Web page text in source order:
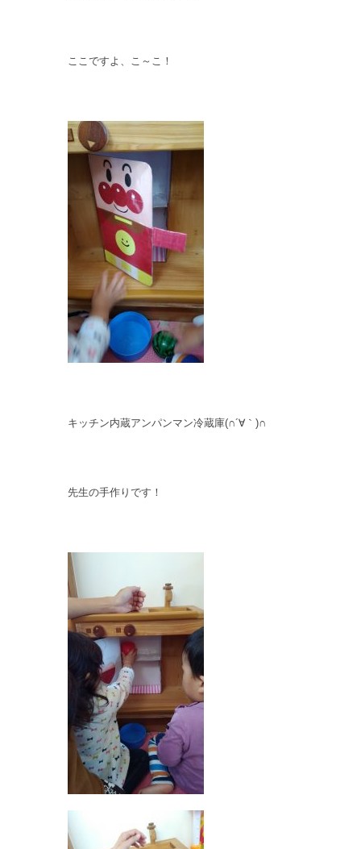
ここですよ、こ～こ！
キッチン内蔵アンパンマン冷蔵庫(∩´∀｀)∩
先生の手作りです！